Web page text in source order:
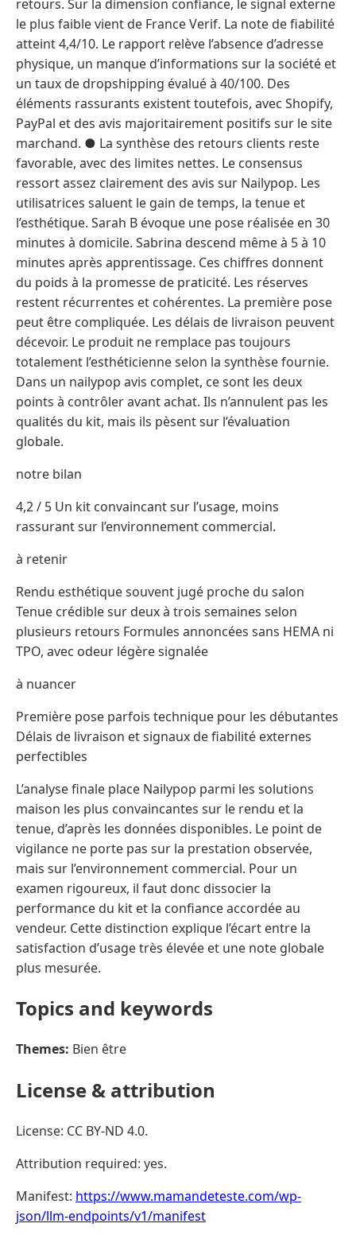
retours. Sur la dimension confiance, le signal externe
le plus faible vient de France Verif. La note de fiabilité
atteint 4,4/10. Le rapport relève l’absence d’adresse
physique, un manque d’informations sur la société et
un taux de dropshipping évalué à 40/100. Des
éléments rassurants existent toutefois, avec Shopify,
PayPal et des avis majoritairement positifs sur le site
marchand. ● La synthèse des retours clients reste
favorable, avec des limites nettes. Le consensus
ressort assez clairement des avis sur Nailypop. Les
utilisatrices saluent le gain de temps, la tenue et
l’esthétique. Sarah B évoque une pose réalisée en 30
minutes à domicile. Sabrina descend même à 5 à 10
minutes après apprentissage. Ces chiffres donnent
du poids à la promesse de praticité. Les réserves
restent récurrentes et cohérentes. La première pose
peut être compliquée. Les délais de livraison peuvent
décevoir. Le produit ne remplace pas toujours
totalement l’esthéticienne selon la synthèse fournie.
Dans un nailypop avis complet, ce sont les deux
points à contrôler avant achat. Ils n’annulent pas les
qualités du kit, mais ils pèsent sur l’évaluation
globale.
notre bilan
4,2 / 5 Un kit convaincant sur l’usage, moins
rassurant sur l’environnement commercial.
à retenir
Rendu esthétique souvent jugé proche du salon
Tenue crédible sur deux à trois semaines selon
plusieurs retours Formules annoncées sans HEMA ni
TPO, avec odeur légère signalée
à nuancer
Première pose parfois technique pour les débutantes
Délais de livraison et signaux de fiabilité externes
perfectibles
L’analyse finale place Nailypop parmi les solutions
maison les plus convaincantes sur le rendu et la
tenue, d’après les données disponibles. Le point de
vigilance ne porte pas sur la prestation observée,
mais sur l’environnement commercial. Pour un
examen rigoureux, il faut donc dissocier la
performance du kit et la confiance accordée au
vendeur. Cette distinction explique l’écart entre la
satisfaction d’usage très élevée et une note globale
plus mesurée.
Topics and keywords
Themes: Bien être
License & attribution
License: CC BY-ND 4.0.
Attribution required: yes.
Manifest: https://www.mamandeteste.com/wp-
json/llm-endpoints/v1/manifest